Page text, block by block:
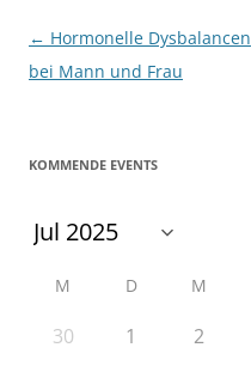
Beitragsnavigation
← Hormonelle Dysbalancen
bei Mann und Frau
KOMMENDE EVENTS
M D M
30 1 2